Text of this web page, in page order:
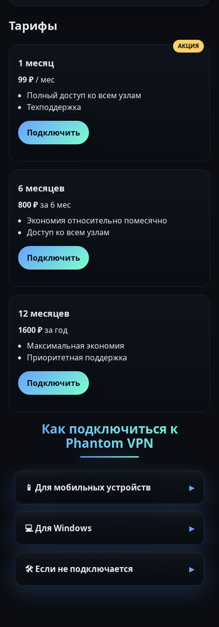
Тарифы
АКЦИЯ
1 месяц
99 ₽/ мес
Полный доступ ко всем узлам
Техподдержка
Подключить
6 месяцев
800 ₽за 6 мес
Экономия относительно помесячно
Доступ ко всем узлам
Подключить
12 месяцев
1600 ₽за год
Максимальная экономия
Приоритетная поддержка
Подключить
Как подключиться к
Phantom VPN
📱 Для мобильных устройств
💻 Для Windows
🛠 Если не подключается